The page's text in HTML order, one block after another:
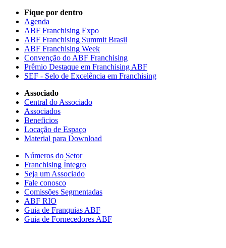
Fique por dentro
Agenda
ABF Franchising Expo
ABF Franchising Summit Brasil
ABF Franchising Week
Convenção do ABF Franchising
Prêmio Destaque em Franchising ABF
SEF - Selo de Excelência em Franchising
Associado
Central do Associado
Associados
Beneficios
Locação de Espaço
Material para Download
Números do Setor
Franchising Íntegro
Seja um Associado
Fale conosco
Comissões Segmentadas
ABF RIO
Guia de Franquias ABF
Guia de Fornecedores ABF